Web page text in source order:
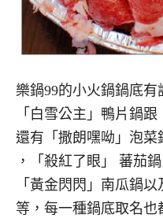
樂鍋99的小火鍋鍋底
「白雪公主」鴨片鍋
還有「撒朗嘿呦」泡
，「殺紅了眼」 蕃茄鍋
「黃金閃閃」南瓜鍋
等，每一種鍋底取名也